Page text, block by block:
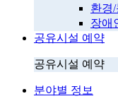
환경
장애
공유시설 예약
공유시설 예약
분야별 정보